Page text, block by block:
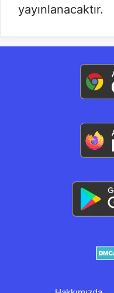
yayınlanacaktır.